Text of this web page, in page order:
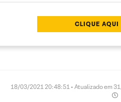
CLIQUE AQUI
18/03/2021 20:48:51 • Atualizado em